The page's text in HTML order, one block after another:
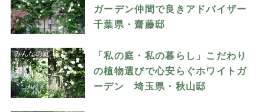
ガーデン仲間で良きアドバイザー
千葉県・齋藤邸
みんなの庭
「私の庭・私の暮らし」こだわり
の植物選びで心安らぐホワイトガ
ーデン 埼玉県・秋山邸